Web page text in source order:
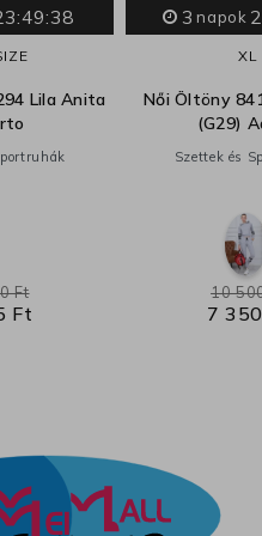
Lila Anita
Ft
Ft
3 napok
XL
Női Öltöny
(G29)
Szettek és
7
10